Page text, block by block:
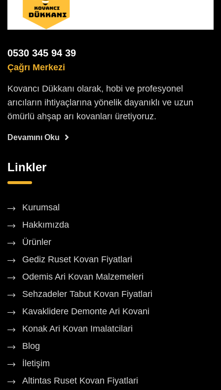
0530 345 94 39
Çağrı Merkezi
Kovancı Dükkanı olarak, hobi ve profesyonel
arıcıların ihtiyaçlarına yönelik dayanıklı ve uzun
ömürlü ahşap arı kovanları üretiyoruz.
Devamını Oku
Linkler
Kurumsal
Hakkımızda
Ürünler
Gediz Ruset Kovan Fiyatlari
Odemis Ari Kovan Malzemeleri
Sehzadeler Tabut Kovan Fiyatlari
Kavaklidere Demonte Ari Kovani
Konak Ari Kovan Imalatcilari
Blog
İletişim
Altintas Ruset Kovan Fiyatlari